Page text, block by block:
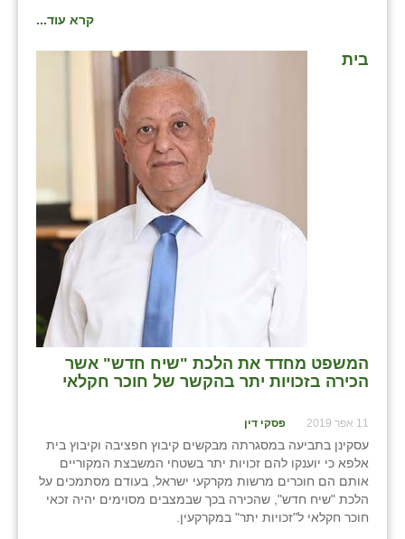
קרא עוד...
בית
המשפט מחדד את הלכת "שיח חדש" אשר
הכירה בזכויות יתר בהקשר של חוכר חקלאי
11 אפר 2019 פסקי דין
עסקינן בתביעה במסגרתה מבקשים קיבוץ חפציבה וקיבוץ בית
אלפא כי יוענקו להם זכויות יתר בשטחי המשבצת המקוריים
אותם הם חוכרים מרשות מקרקעי ישראל, בעודם מסתמכים על
הלכת "שיח חדש", שהכירה בכך שבמצבים מסוימים יהיה זכאי
חוכר חקלאי ל"זכויות יתר" במקרקעין.
מנחמיה
קלחים
רועי
רימונים
רמות השבים